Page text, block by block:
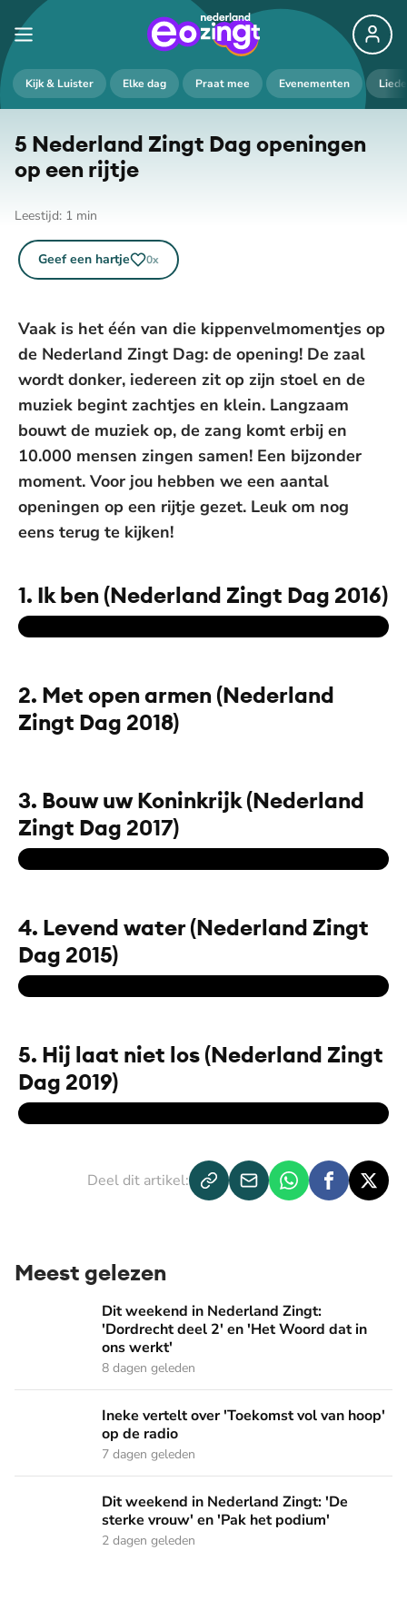
Kijk & Luister Elke dag Praat mee Evenementen
5 Nederland Zingt Dag openingen
op een rijtje
Leestijd: 1 min
Geef een hartje 0x
Vaak is het één van die kippenvelmomentjes op
de Nederland Zingt Dag: de opening! De zaal
wordt donker, iedereen zit op zijn stoel en de
muziek begint zachtjes en klein. Langzaam
bouwt de muziek op, de zang komt erbij en
10.000 mensen zingen samen! Een bijzonder
moment. Voor jou hebben we een aantal
openingen op een rijtje gezet. Leuk om nog
eens terug te kijken!
1. Ik ben (Nederland Zingt Dag 2016)
2. Met open armen (Nederland
Zingt Dag 2018)
De weergave van deze video vereist jouw
toestemming voor social media cookies.
3. Bouw uw Koninkrijk (Nederland
Zingt Dag 2017)
4. Levend water (Nederland Zingt
Dag 2015)
5. Hij laat niet los (Nederland Zingt
Dag 2019)
Deel dit artikel:
Meest gelezen
Dit weekend in Nederland Zingt: 'Dordrecht deel 2' en
Dit weekend in Nederland Zingt:
'Dordrecht deel 2' en 'Het Woord dat in
ons werkt'
8 dagen geleden
Ineke vertelt over 'Toekomst vol van hoop' op de radio
Ineke vertelt over 'Toekomst vol van hoop'
op de radio
7 dagen geleden
Dit weekend in Nederland Zingt: 'De sterke vrouw' en 'Pak
Dit weekend in Nederland Zingt: 'De
sterke vrouw' en 'Pak het podium'
2 dagen geleden